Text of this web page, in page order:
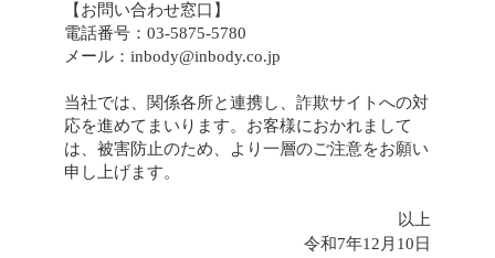
【お問い合わせ窓口】
電話番号：03-5875-5780
メール：inbody@inbody.co.jp
当社では、関係各所と連携し、詐欺サイトへの対
応を進めてまいります。お客様におかれまして
は、被害防止のため、より一層のご注意をお願い
申し上げます。
以上
令和7年12月10日